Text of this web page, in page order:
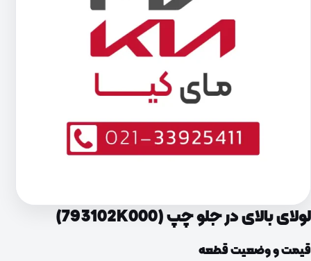
لولای بالای در جلو چپ (793102K000)
قیمت و وضعیت قطعه